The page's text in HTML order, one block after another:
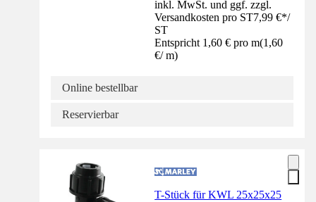
inkl. MwSt. und ggf. zzgl.
Versandkosten pro ST7,99 €*/
ST
Entspricht 1,60 € pro m(1,60
€/ m)
Online bestellbar
Reservierbar
T-Stück für KWL 25x25x25